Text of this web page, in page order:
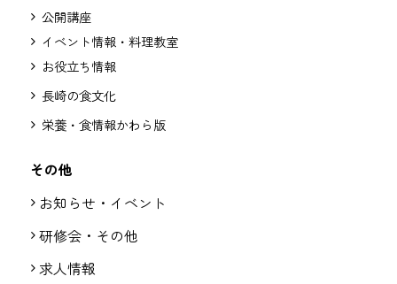
公開講座
イベント情報・料理教室
お役立ち情報
長崎の食文化
栄養・食情報かわら版
その他
お知らせ・イベント
研修会・その他
求人情報